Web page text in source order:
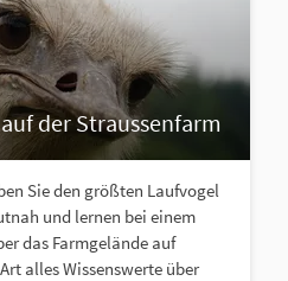
der Straussenfarm
Sie den größten Laufvogel
und lernen bei einem
das Farmgelände auf
alles Wissenswerte über